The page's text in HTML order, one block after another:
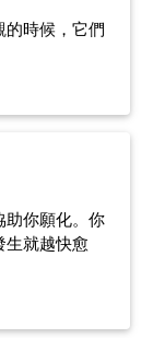
的時候，它們
助你願化。你
生就越快愈